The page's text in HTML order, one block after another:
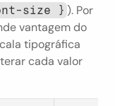
size } ). Por
vantagem do
tipográfica
cada valor